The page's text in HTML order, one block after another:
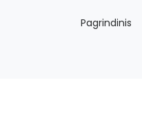
Pagrindinis